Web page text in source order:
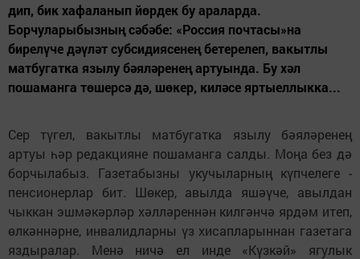
дип, бик хафаланып йөрдек бу араларда.
Борчуларыбызның сәбәбе: «Россия почтасы»на
бирелүче дәүләт субсидиясенең бетерелеп, вакытлы
матбугатка язылу бәяләренең артуында. Бу хәл
пошаманга төшерсә дә, шөкер, киләсе яртыеллыкка...
Сер түгел, вакытлы матбугатка язылу бәяләренең
артуы һәр редакцияне пошаманга салды. Моңа без дә
борчылабыз. Газетабызны укучыларның күпчелеге -
пенсионерлар бит. Шөкер, авылда яшәүче, авылдан
чыккан эшмәкәрләр хәлләреннән килгәнчә ярдәм итеп,
өлкәннәрне, инвалидларны үз хисапларыннан газетага
яздыралар. Менә ничә ел инде «Күзкәй» ягулык